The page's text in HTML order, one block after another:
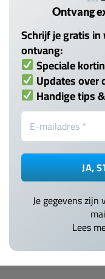
Ontvang
Schrijf je gratis
ontvang:
Speciale
Updates over
Handige tips
Je gegevens
Lees